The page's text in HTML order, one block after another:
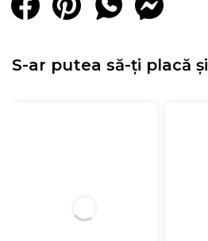
S-ar putea să-ți placă și